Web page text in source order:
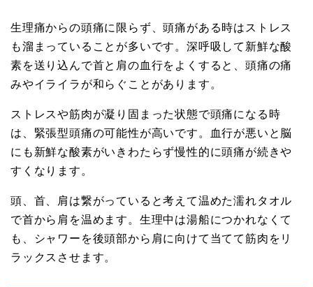
生理痛からの頭痛に限らず、頭痛がある時はストレス
も溜まっていることが多いです。深呼吸して新鮮な酸
素を送り込んで首と肩の血行をよくすると、頭痛の痛
みやイライラが和らぐことがあります。
ストレスや筋肉が凝り固まった状態で頭痛になる時
は、緊張型頭痛の可能性が高いです。血行が悪いと脳
にも新鮮な酸素がいきわたらず慢性的に頭痛が続きや
すくなります。
頭、首、肩は繋がっていると考えて温めた濡れタオル
で首から肩を温めます。生理中は湯船につかれなくて
も、シャワーを後頭部から肩に向けて当てて筋肉をリ
ラックスさせます。